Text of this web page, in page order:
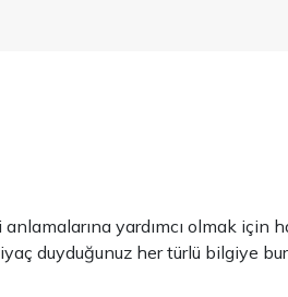
yardımcı olmak için
duyduğunuz her türlü bilgiye